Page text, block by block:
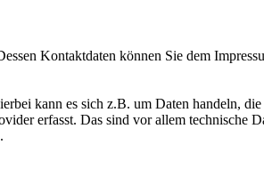
Kontaktdaten können Sie dem
kann es sich z.B. um Daten handeln,
erfasst. Das sind vor allem